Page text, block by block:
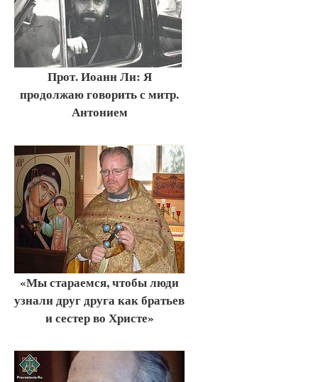
Прот. Иоанн Ли: Я
продолжаю говорить с митр.
Антонием
«Мы стараемся, чтобы люди
узнали друг друга как братьев
и сестер во Христе»